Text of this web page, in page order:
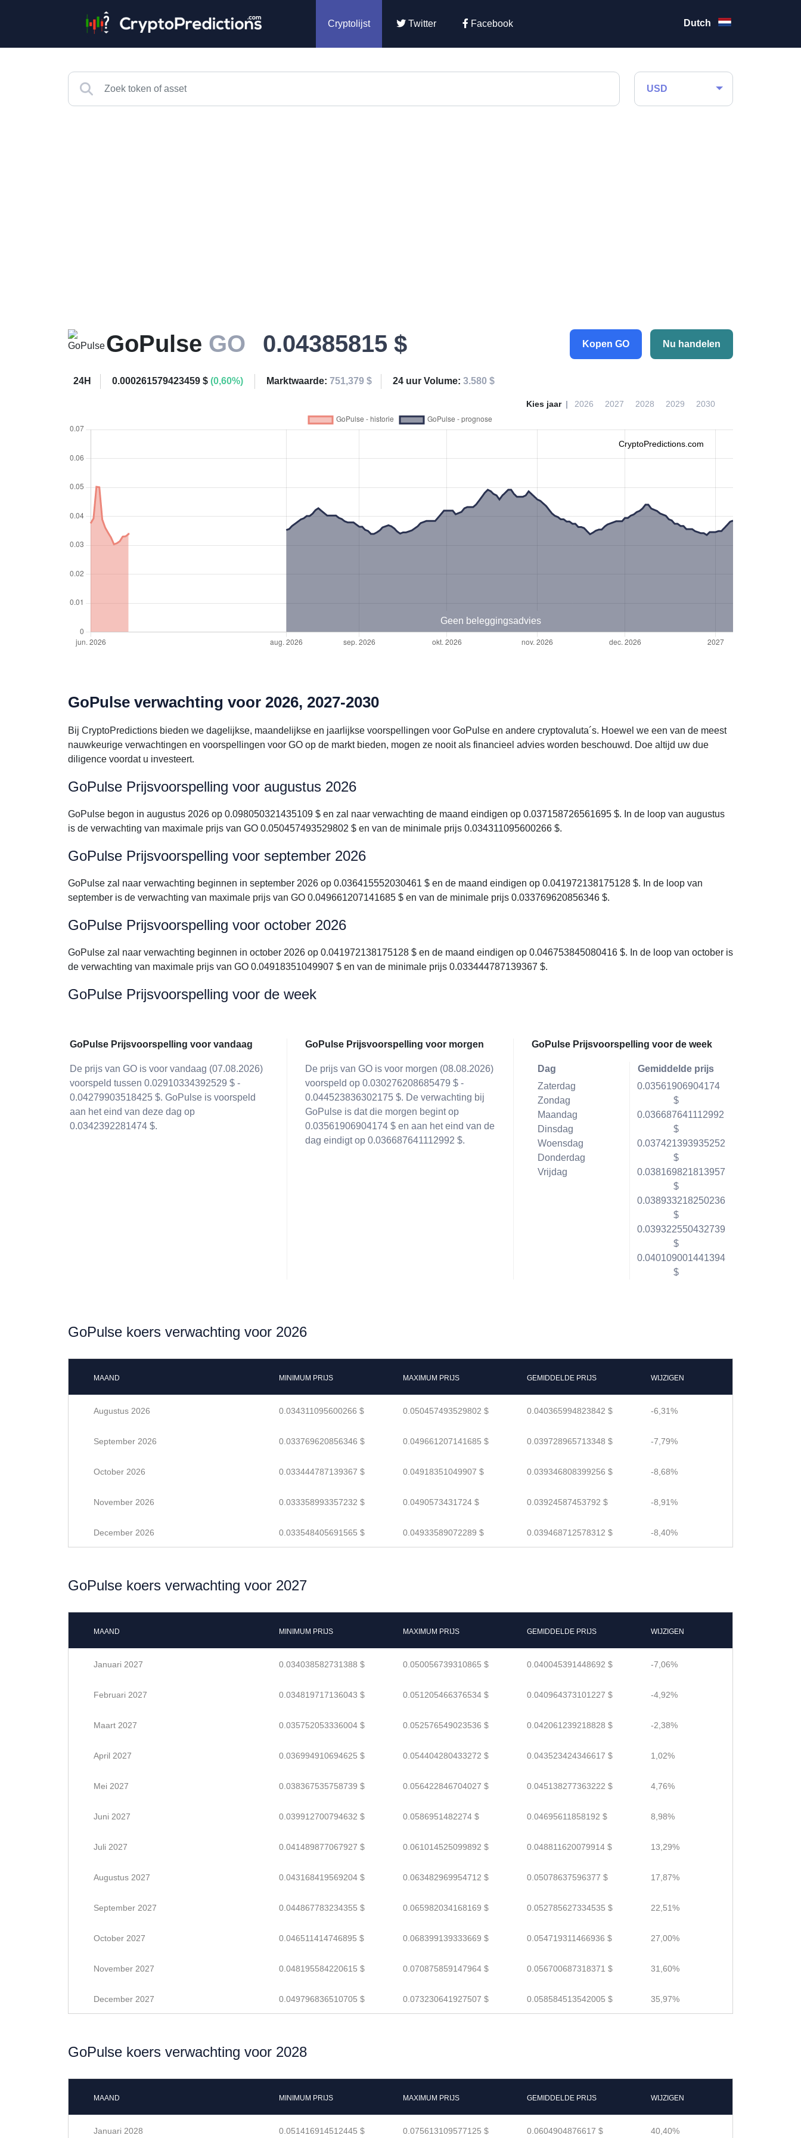
Cryptolijst Twitter Facebook Dutch
USD
GoPulse GO 0.04385815 $ Kopen GO Nu handelen
24H 0.000261579423459 $ (0,60%) Marktwaarde: 751,379 $ 24 uur Volume: 3.580 $
Kies jaar 2026 2027 2028 2029 2030
CryptoPredictions.com
Geen beleggingsadvies
GoPulse verwachting voor 2026, 2027-2030
Bij CryptoPredictions bieden we dagelijkse, maandelijkse en jaarlijkse voorspellingen voor GoPulse en andere cryptovaluta´s. Hoewel we een van de meest
nauwkeurige verwachtingen en voorspellingen voor GO op de markt bieden, mogen ze nooit als financieel advies worden beschouwd. Doe altijd uw due
diligence voordat u investeert.
GoPulse Prijsvoorspelling voor augustus 2026
GoPulse begon in augustus 2026 op 0.098050321435109 $ en zal naar verwachting de maand eindigen op 0.037158726561695 $. In de loop van augustus
is de verwachting van maximale prijs van GO 0.050457493529802 $ en van de minimale prijs 0.034311095600266 $.
GoPulse Prijsvoorspelling voor september 2026
GoPulse zal naar verwachting beginnen in september 2026 op 0.036415552030461 $ en de maand eindigen op 0.041972138175128 $. In de loop van
september is de verwachting van maximale prijs van GO 0.049661207141685 $ en van de minimale prijs 0.033769620856346 $.
GoPulse Prijsvoorspelling voor october 2026
GoPulse zal naar verwachting beginnen in october 2026 op 0.041972138175128 $ en de maand eindigen op 0.046753845080416 $. In de loop van october is
de verwachting van maximale prijs van GO 0.04918351049907 $ en van de minimale prijs 0.033444787139367 $.
GoPulse Prijsvoorspelling voor de week
GoPulse Prijsvoorspelling voor vandaag
De prijs van GO is voor vandaag (07.08.2026)
voorspeld tussen 0.02910334392529 $ -
0.04279903518425 $. GoPulse is voorspeld
aan het eind van deze dag op
0.0342392281474 $.
GoPulse Prijsvoorspelling voor morgen
De prijs van GO is voor morgen (08.08.2026)
voorspeld op 0.030276208685479 $ -
0.044523836302175 $. De verwachting bij
GoPulse is dat die morgen begint op
0.03561906904174 $ en aan het eind van de
dag eindigt op 0.036687641112992 $.
GoPulse Prijsvoorspelling voor de week
Dag
Zaterdag
Zondag
Maandag
Dinsdag
Woensdag
Donderdag
Vrijdag
Gemiddelde prijs
0.03561906904174
$
0.036687641112992
$
0.037421393935252
$
0.038169821813957
$
0.038933218250236
$
0.039322550432739
$
0.040109001441394
$
GoPulse koers verwachting voor 2026
MAAND MINIMUM PRIJS MAXIMUM PRIJS GEMIDDELDE PRIJS WIJZIGEN
Augustus 2026 0.034311095600266 $ 0.050457493529802 $ 0.040365994823842 $ -6,31%
September 2026 0.033769620856346 $ 0.049661207141685 $ 0.039728965713348 $ -7,79%
October 2026 0.033444787139367 $ 0.04918351049907 $ 0.039346808399256 $ -8,68%
November 2026 0.033358993357232 $ 0.0490573431724 $ 0.03924587453792 $ -8,91%
December 2026 0.033548405691565 $ 0.04933589072289 $ 0.039468712578312 $ -8,40%
GoPulse koers verwachting voor 2027
MAAND MINIMUM PRIJS MAXIMUM PRIJS GEMIDDELDE PRIJS WIJZIGEN
Januari 2027 0.034038582731388 $ 0.050056739310865 $ 0.040045391448692 $ -7,06%
Februari 2027 0.034819717136043 $ 0.051205466376534 $ 0.040964373101227 $ -4,92%
Maart 2027 0.035752053336004 $ 0.052576549023536 $ 0.042061239218828 $ -2,38%
April 2027 0.036994910694625 $ 0.054404280433272 $ 0.043523424346617 $ 1,02%
Mei 2027 0.038367535758739 $ 0.056422846704027 $ 0.045138277363222 $ 4,76%
Juni 2027 0.039912700794632 $ 0.0586951482274 $ 0.04695611858192 $ 8,98%
Juli 2027 0.041489877067927 $ 0.061014525099892 $ 0.048811620079914 $ 13,29%
Augustus 2027 0.043168419569204 $ 0.063482969954712 $ 0.05078637596377 $ 17,87%
September 2027 0.044867783234355 $ 0.065982034168169 $ 0.052785627334535 $ 22,51%
October 2027 0.046511414746895 $ 0.068399139333669 $ 0.054719311466936 $ 27,00%
November 2027 0.048195584220615 $ 0.070875859147964 $ 0.056700687318371 $ 31,60%
December 2027 0.049796836510705 $ 0.073230641927507 $ 0.058584513542005 $ 35,97%
GoPulse koers verwachting voor 2028
MAAND MINIMUM PRIJS MAXIMUM PRIJS GEMIDDELDE PRIJS WIJZIGEN
Januari 2028 0.051416914512445 $ 0.075613109577125 $ 0.0604904876617 $ 40,40%